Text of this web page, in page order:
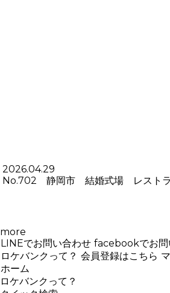
2026.04.29
No.702 静岡市 結婚式場 レスト
more
LINEでお問い合わせ facebookでお問
ロケバンクって？ 会員登録はこちら
ホーム
ロケバンクって？